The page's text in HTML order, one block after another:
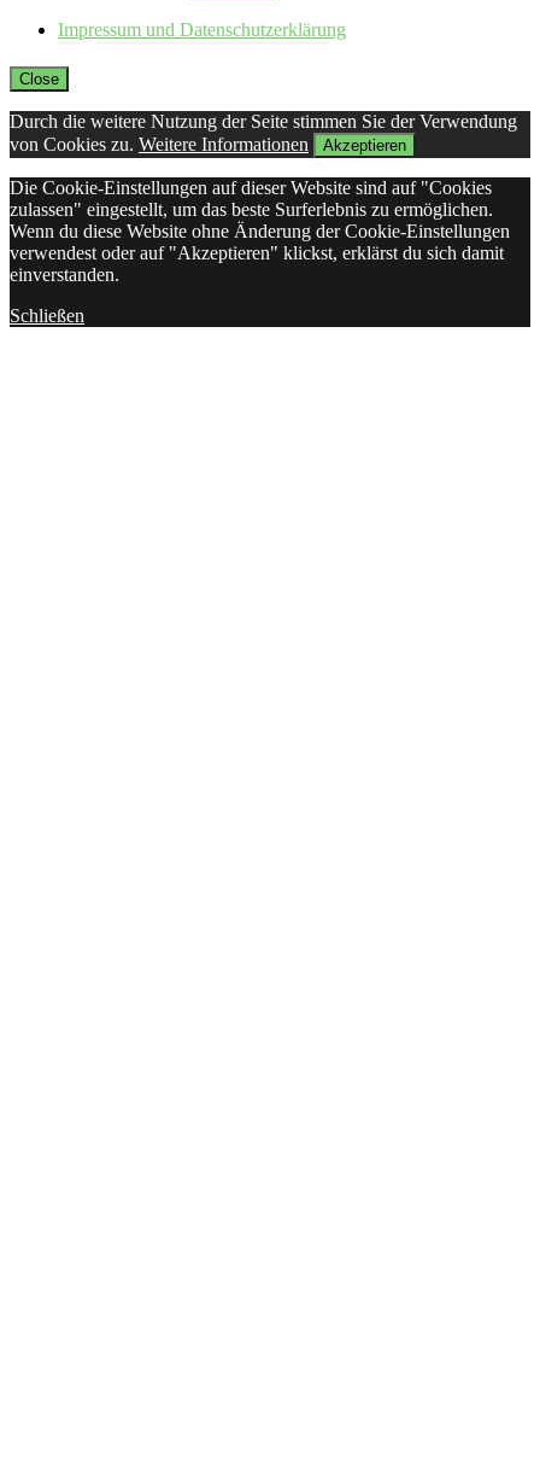
Impressum und Datenschutzerklärung
Close
Durch die weitere Nutzung der Seite stimmen Sie der Verwendung
von Cookies zu. Weitere Informationen Akzeptieren
Die Cookie-Einstellungen auf dieser Website sind auf "Cookies
zulassen" eingestellt, um das beste Surferlebnis zu ermöglichen.
Wenn du diese Website ohne Änderung der Cookie-Einstellungen
verwendest oder auf "Akzeptieren" klickst, erklärst du sich damit
einverstanden.
Schließen